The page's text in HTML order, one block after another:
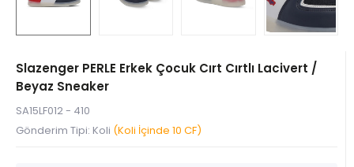
Slazenger PERLE Erkek Çocuk Cırt Cırtlı Lacivert /
Beyaz Sneaker
SA15LF012 - 410
Gönderim Tipi: Koli (Koli İçinde 10 CF)